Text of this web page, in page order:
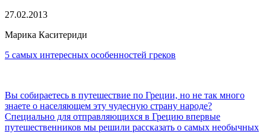
27.02.2013
Марика Каситериди
5 самых интересных особенностей греков
Вы собираетесь в путешествие по Греции, но не так много
знаете о населяющем эту чудесную страну народе?
Специально для отправляющихся в Грецию впервые
путешественников мы решили рассказать о самых необычных